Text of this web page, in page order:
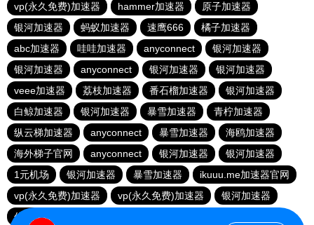
vp(永久免费)加速器
hammer加速器
原子加速器
银河加速器
蚂蚁加速器 速鹰666
橘子加速器
abc加速器
哇哇加速器 anyconnect
银河加速器
银河加速器
anyconnect 银河加速器
银河加速器
veee加速器
荔枝加速器 番石榴加速器
银河加速器
白鲸加速器
银河加速器 暴雪加速器
青柠加速器
纵云梯加速器
anyconnect 暴雪加速器
海鸥加速器
海外梯子官网
anyconnect 银河加速器
银河加速器
1元机场
银河加速器 暴雪加速器
ikuuu.me加速器官网
vp(永久免费)加速器
vp(永久免费)加速器
银河加速器
优云666